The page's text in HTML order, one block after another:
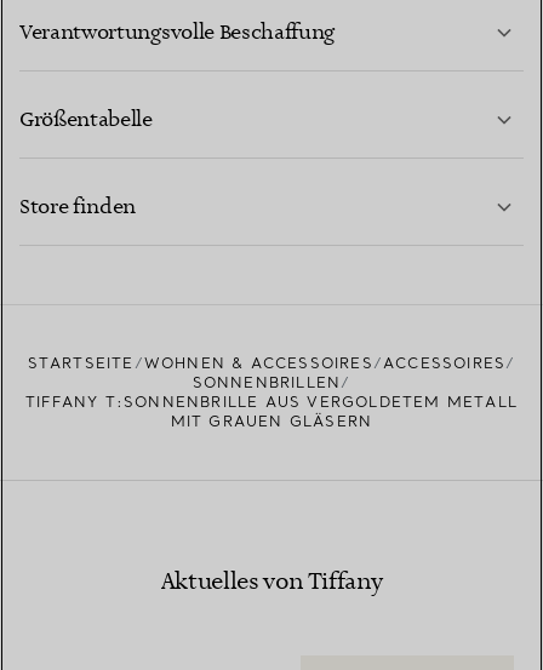
Verantwortungsvolle Beschaffung
Größentabelle
Store finden
STARTSEITE WOHNEN & ACCESSOIRES
ACCESSOIRES
SONNENBRILLEN
TIFFANY T:SONNENBRILLE AUS VERGOLDETEM METALL
MIT GRAUEN GLÄSERN
Aktuelles von Tiffany